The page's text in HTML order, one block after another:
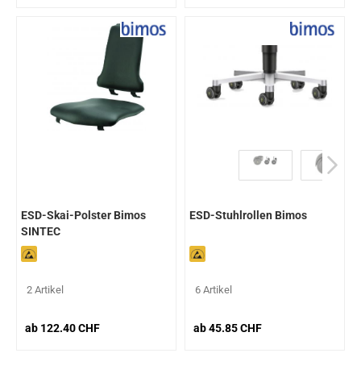
ESD-Skai-Polster Bimos
SINTEC
2 Artikel
ab 122.40 CHF
ESD-Stuhlrollen Bimos
6 Artikel
ab 45.85 CHF